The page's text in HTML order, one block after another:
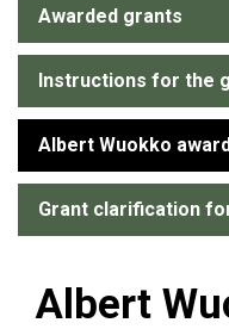
Awarded grants
Instructions for the
Albert Wuokko award
Grant clarification
Albert